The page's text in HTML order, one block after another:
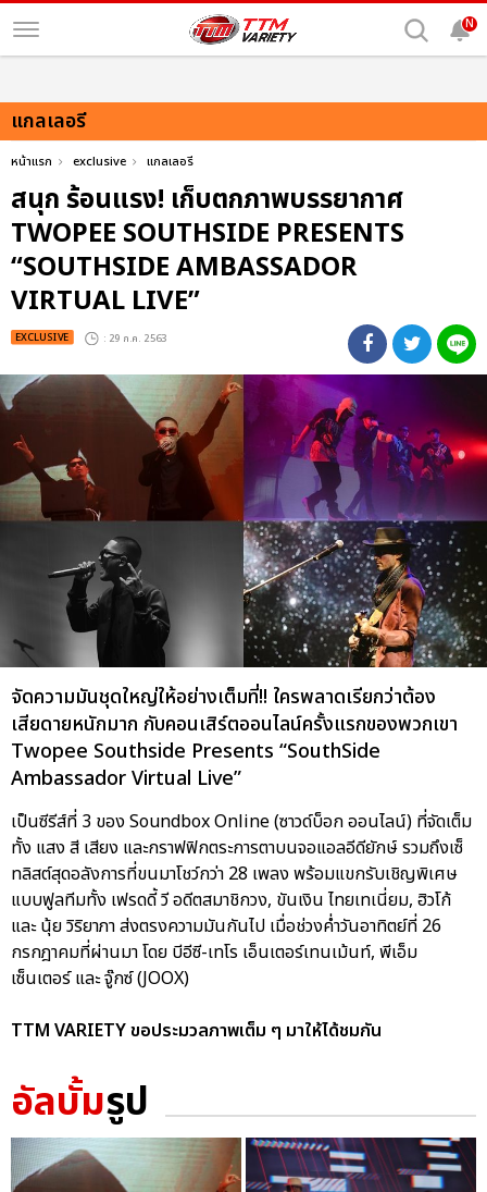
N
แกลเลอรี
หน้าแรก exclusive แกลเลอรี
สนุก ร้อนแรง! เก็บตกภาพบรรยากาศ
TWOPEE SOUTHSIDE PRESENTS
“SOUTHSIDE AMBASSADOR
VIRTUAL LIVE”
EXCLUSIVE : 29 ก.ค. 2563
จัดความมันชุดใหญ่ให้อย่างเต็มที่!! ใครพลาดเรียกว่าต้อง
เสียดายหนักมาก กับคอนเสิร์ตออนไลน์ครั้งแรกของพวกเขา
Twopee Southside Presents “SouthSide
Ambassador Virtual Live”
เป็นซีรีส์ที่ 3 ของ Soundbox Online (ซาวด์บ็อก ออนไลน์) ที่จัดเต็ม
ทั้ง แสง สี เสียง และกราฟฟิกตระการตาบนจอแอลอีดียักษ์ รวมถึงเซ็
ทลิสต์สุดอลังการที่ขนมาโชว์กว่า 28 เพลง พร้อมแขกรับเชิญพิเศษ
แบบฟูลทีมทั้ง เฟรดดี้ วี อดีตสมาชิกวง, ขันเงิน ไทยเทเนี่ยม, ฮิวโก้
และ นุ้ย วิริยาภา ส่งตรงความมันกันไป เมื่อช่วงค่ำวันอาทิตย์ที่ 26
กรกฎาคมที่ผ่านมา โดย บีอีซี-เทโร เอ็นเตอร์เทนเม้นท์, พีเอ็ม
เซ็นเตอร์ และ จู๊กซ์ (JOOX)
TTM VARIETY ขอประมวลภาพเต็ม ๆ มาให้ได้ชมกัน
อัลบั้มรูป